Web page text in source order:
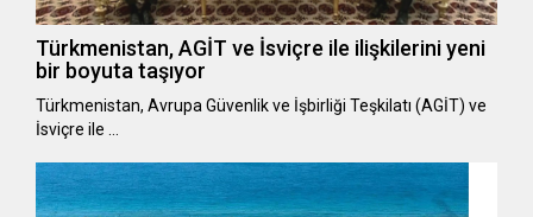
Türkmenistan, AGİT ve İsviçre ile ilişkilerini yeni
bir boyuta taşıyor
Türkmenistan, Avrupa Güvenlik ve İşbirliği Teşkilatı (AGİT) ve
İsviçre ile …